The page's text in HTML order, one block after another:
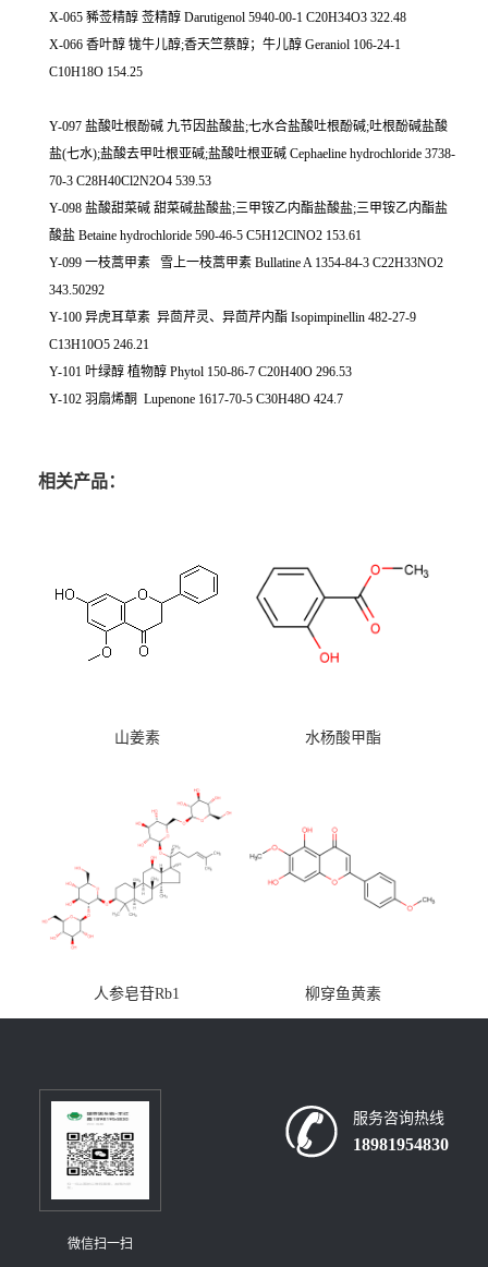
X-065 豨莶精醇 莶精醇 Darutigenol 5940-00-1 C20H34O3 322.48
X-066 香叶醇 牻牛儿醇;香天竺蔡醇；牛儿醇 Geraniol 106-24-1
C10H18O 154.25
Y-097 盐酸吐根酚碱 九节因盐酸盐;七水合盐酸吐根酚碱;吐根酚碱盐酸
盐(七水);盐酸去甲吐根亚碱;盐酸吐根亚碱 Cephaeline hydrochloride 3738-
70-3 C28H40Cl2N2O4 539.53
Y-098 盐酸甜菜碱 甜菜碱盐酸盐;三甲铵乙内酯盐酸盐;三甲铵乙内酯盐
酸盐 Betaine hydrochloride 590-46-5 C5H12ClNO2 153.61
Y-099 一枝蒿甲素 雪上一枝蒿甲素 Bullatine A 1354-84-3 C22H33NO2
343.50292
Y-100 异虎耳草素 异茴芹灵、异茴芹内酯 Isopimpinellin 482-27-9
C13H10O5 246.21
Y-101 叶绿醇 植物醇 Phytol 150-86-7 C20H40O 296.53
Y-102 羽扇烯酮 Lupenone 1617-70-5 C30H48O 424.7
相关产品：
山姜素 水杨酸甲酯
人参皂苷Rb1 柳穿鱼黄素
微信扫一扫
服务咨询热线
18981954830